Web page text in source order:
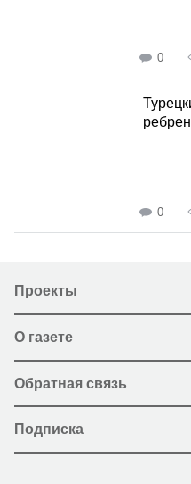
0
0
Проекты
О газете
Обратная связь
Подписка